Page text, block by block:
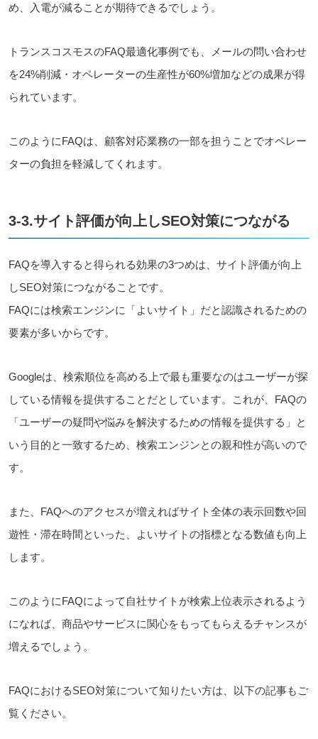
め、入電が減ることが期待できるでしょう。
トランスコスモスのFAQ最適化事例でも、メールの問い合わせ
を24%削減・オペレーターの生産性が60%増加などの成果が得
られています。
このようにFAQは、顧客対応業務の一部を担うことでオペレー
ターの負担を軽減してくれます。
3-3.サイト評価が向上しSEO対策につながる
FAQを導入すると得られる効果の3つめは、サイト評価が向上
しSEO対策につながることです。
FAQには検索エンジンに「よいサイト」だと認識されるための
要素が多いからです。
Googleは、検索順位を高める上で最も重要なのはユーザーが探
している情報を提供することだとしています。これが、FAQの
「ユーザーの疑問や悩みを解決するための情報を提供する」と
いう目的と一致するため、検索エンジンとの親和性が高いので
す。
また、FAQへのアクセスが増えればサイト全体の表示回数や回
遊性・滞在時間といった、よいサイトの指標となる数値も向上
します。
このようにFAQによって自社サイトが検索上位表示されるよう
になれば、商品やサービスに関心をもってもらえるチャンスが
増えるでしょう。
FAQにおけるSEO対策について知りたい方は、以下の記事もご
覧ください。